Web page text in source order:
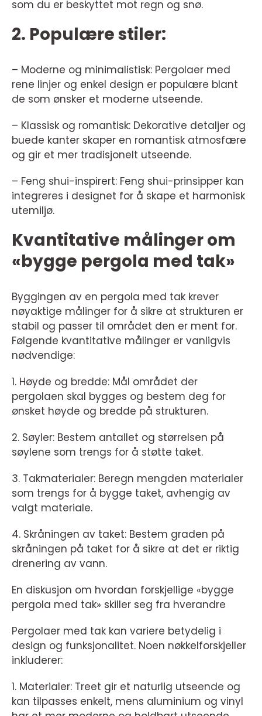
som du er beskyttet mot regn og snø.
2. Populære stiler:
– Moderne og minimalistisk: Pergolaer med
rene linjer og enkel design er populære blant
de som ønsker et moderne utseende.
– Klassisk og romantisk: Dekorative detaljer og
buede kanter skaper en romantisk atmosfære
og gir et mer tradisjonelt utseende.
– Feng shui-inspirert: Feng shui-prinsipper kan
integreres i designet for å skape et harmonisk
utemiljø.
Kvantitative målinger om
«bygge pergola med tak»
Byggingen av en pergola med tak krever
nøyaktige målinger for å sikre at strukturen er
stabil og passer til området den er ment for.
Følgende kvantitative målinger er vanligvis
nødvendige:
1. Høyde og bredde: Mål området der
pergolaen skal bygges og bestem deg for
ønsket høyde og bredde på strukturen.
2. Søyler: Bestem antallet og størrelsen på
søylene som trengs for å støtte taket.
3. Takmaterialer: Beregn mengden materialer
som trengs for å bygge taket, avhengig av
valgt materiale.
4. Skråningen av taket: Bestem graden på
skråningen på taket for å sikre at det er riktig
drenering av vann.
En diskusjon om hvordan forskjellige «bygge
pergola med tak» skiller seg fra hverandre
Pergolaer med tak kan variere betydelig i
design og funksjonalitet. Noen nøkkelforskjeller
inkluderer:
1. Materialer: Treet gir et naturlig utseende og
kan tilpasses enkelt, mens aluminium og vinyl